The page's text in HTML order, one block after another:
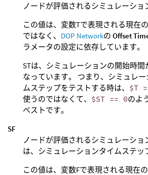
ノードが評価されるシミュレーショ
この値は、変数Tで表現される現在
ではなく、 DOP Networkの Offset
ラメータの設定に依存しています。
STは、シミュレーションの開始時
なっています。 つまり、シミュレ
ムステップをテストする時は、 $T
使うのではなくて、 $ST == 0のよ
ベストです。
SF
ノードが評価されるシミュレーショ
は、シミュレーションタイムステッ
この値は、変数Fで表現される現在